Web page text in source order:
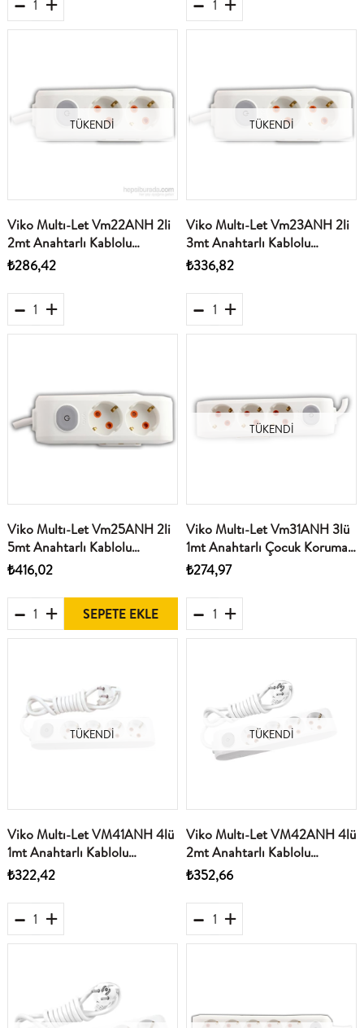
TÜKENDI
Viko Multı-Let Vm22ANH 2li
2mt Anahtarlı Kablolu
(90117202)
₺286,42
TÜKENDI
Viko Multı-Let Vm23ANH 2li
3mt Anahtarlı Kablolu
(90117203)
₺336,82
Viko Multı-Let Vm25ANH 2li
5mt Anahtarlı Kablolu
(90117205)
₺416,02
SEPETE EKLE
TÜKENDI
Viko Multı-Let Vm31ANH 3lü
1mt Anahtarlı Çocuk Korumalı
Priz (90117301)
₺274,97
TÜKENDI
Viko Multı-Let VM41ANH 4lü
1mt Anahtarlı Kablolu
(90117401)
₺322,42
TÜKENDI
Viko Multı-Let VM42ANH 4lü
2mt Anahtarlı Kablolu
(90117402)
₺352,66